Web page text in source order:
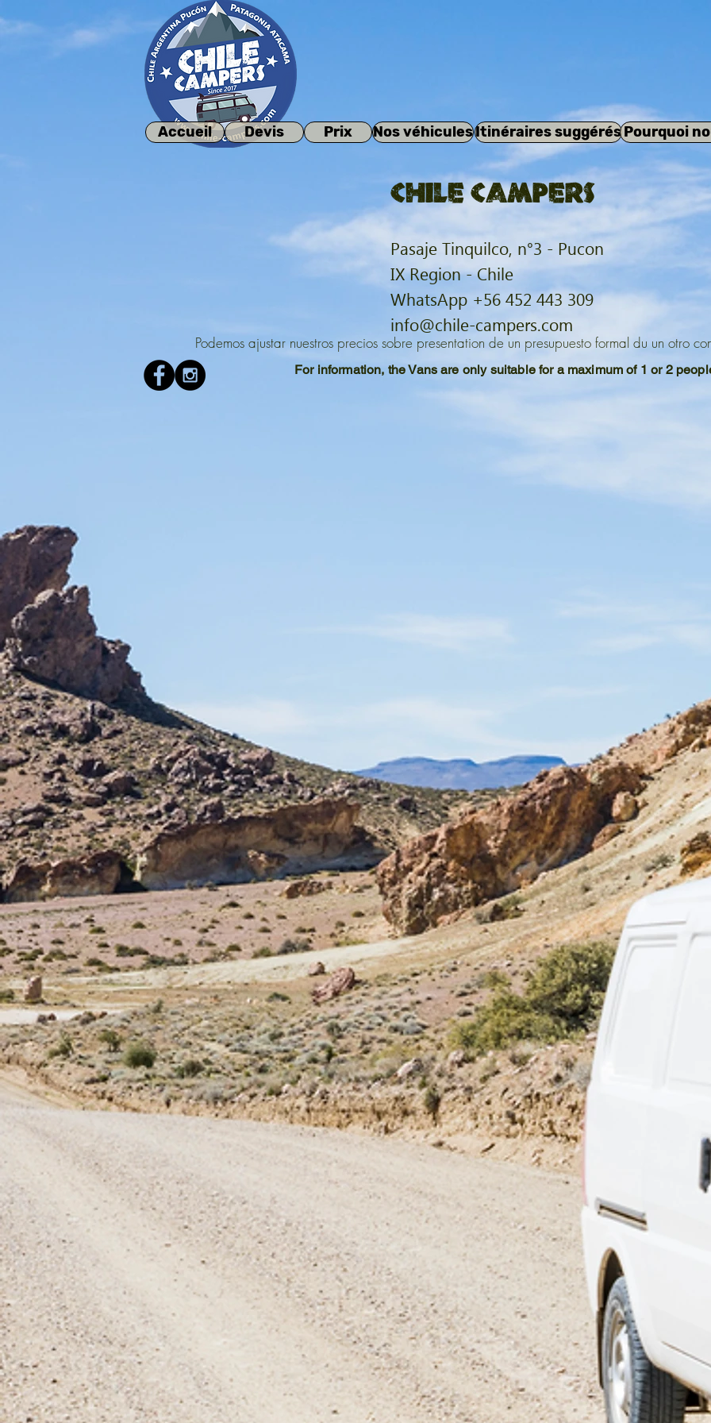
Accueil Devis Prix Nos véhiculesItinéraires suggérésPourquoi
Chile Campers
Pasaje Tinquilco, n°3 - Pucon
IX Region - Chile
WhatsApp +56 452 443 309
info@chile-campers.com
Podemos ajustar nuestros precios sobre presentation de un presupuesto formal du un otro
For information, the Vans are only suitable for a maximum of 1 or 2